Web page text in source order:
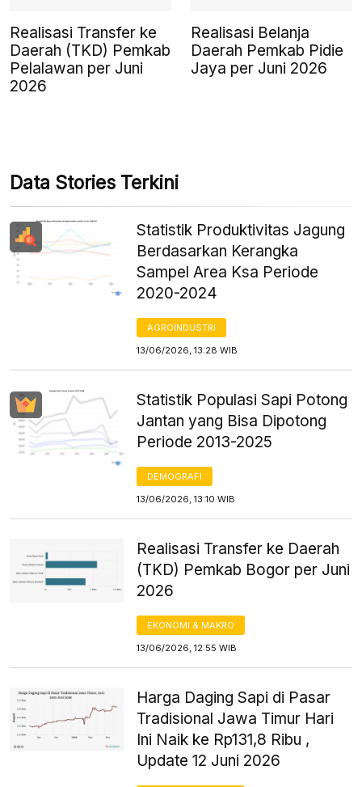
Realisasi Transfer ke
Daerah (TKD) Pemkab
Pelalawan per Juni
2026
Realisasi Belanja
Daerah Pemkab Pidie
Jaya per Juni 2026
Data Stories Terkini
Statistik Produktivitas Jagung
Berdasarkan Kerangka
Sampel Area Ksa Periode
2020-2024
AGROINDUSTRI
13/06/2026, 13:28 WIB
Statistik Populasi Sapi Potong
Jantan yang Bisa Dipotong
Periode 2013-2025
DEMOGRAFI
13/06/2026, 13:10 WIB
Realisasi Transfer ke Daerah
(TKD) Pemkab Bogor per Juni
2026
EKONOMI & MAKRO
13/06/2026, 12:55 WIB
Harga Daging Sapi di Pasar
Tradisional Jawa Timur Hari
Ini Naik ke Rp131,8 Ribu ,
Update 12 Juni 2026